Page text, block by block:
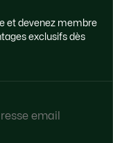
et devenez membre
exclusifs dès
dès